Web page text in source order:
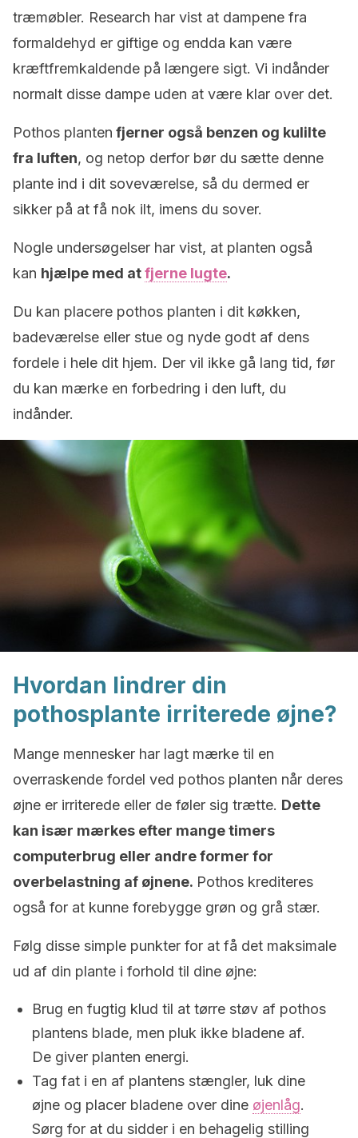
træmøbler. Research har vist at dampene fra
formaldehyd er giftige og endda kan være
kræftfremkaldende på længere sigt. Vi indånder
normalt disse dampe uden at være klar over det.
Pothos planten fjerner også benzen og kulilte
fra luften, og netop derfor bør du sætte denne
plante ind i dit soveværelse, så du dermed er
sikker på at få nok ilt, imens du sover.
Nogle undersøgelser har vist, at planten også
kan hjælpe med atfjerne lugte.
Du kan placere pothos planten i dit køkken,
badeværelse eller stue og nyde godt af dens
fordele i hele dit hjem. Der vil ikke gå lang tid, før
du kan mærke en forbedring i den luft, du
indånder.
Hvordan lindrer din
pothosplante irriterede øjne?
Mange mennesker har lagt mærke til en
overraskende fordel ved pothos planten når deres
øjne er irriterede eller de føler sig trætte. Dette
kan især mærkes efter mange timers
computerbrug eller andre former for
overbelastning af øjnene. Pothos krediteres
også for at kunne forebygge grøn og grå stær.
Følg disse simple punkter for at få det maksimale
ud af din plante i forhold til dine øjne:
Brug en fugtig klud til at tørre støv af pothos
plantens blade, men pluk ikke bladene af.
De giver planten energi.
Tag fat i en af plantens stængler, luk dine
øjne og placer bladene over dine øjenlåg.
Sørg for at du sidder i en behagelig stilling